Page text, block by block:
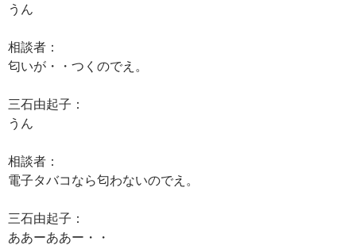
うん
相談者：
匂いが・・つくのでえ。
三石由起子：
うん
相談者：
電子タバコなら匂わないのでえ。
三石由起子：
ああーああー・・